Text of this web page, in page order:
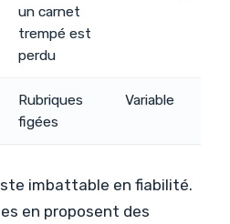
un carnet
trempé est
perdu
Rubriques
figées
Variable
imbattable en fiabilité.
en proposent des